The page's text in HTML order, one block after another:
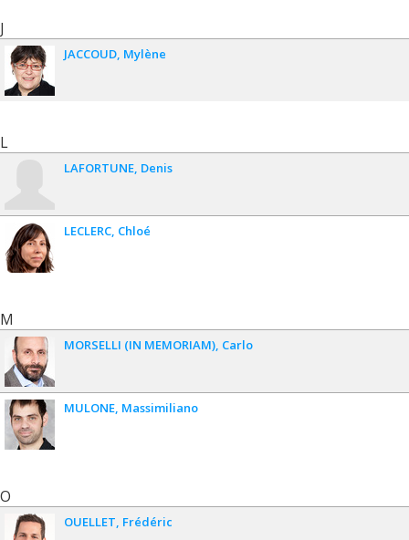
J
JACCOUD Mylène
L
LAFORTUNE Denis
LECLERC Chloé
M
MORSELLI (IN MEMORIAM) Carlo
MULONE Massimiliano
O
OUELLET Frédéric